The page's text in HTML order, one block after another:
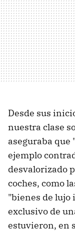
Desde sus
nuestra clase
aseguraba
ejemplo
desvalorizado
coches, como
"bienes de lujo
exclusivo de
estuvieron, en